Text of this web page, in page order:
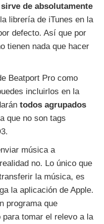
de absolutamente
librería de iTunes en la
defecto. Así que por
tienen nada que hacer
Beatport Pro como
incluirlos en la
todos agrupados
que no son tags
música a
no. Lo único que
la música, es
la aplicación de Apple.
programa que
tomar el relevo a la